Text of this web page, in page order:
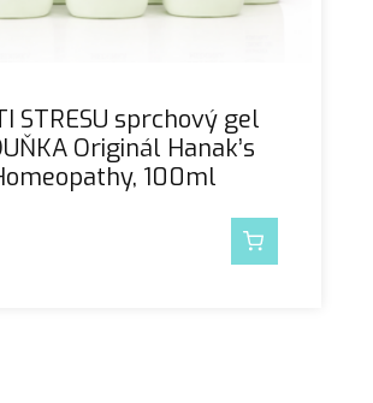
STRESU sprchový gel
Originál Hanak’s
100ml